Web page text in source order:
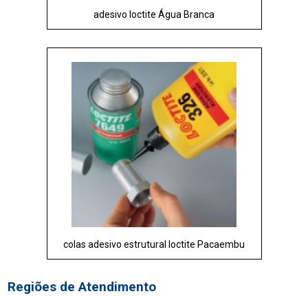
adesivo loctite Água Branca
colas adesivo estrutural loctite Pacaembu
Regiões de Atendimento